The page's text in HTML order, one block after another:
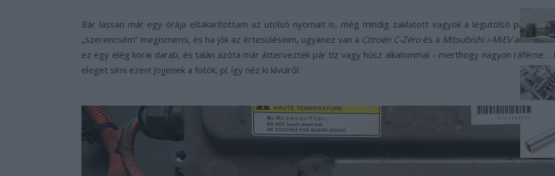
Bár lassan már egy órája eltakarítottam az utolsó nyomait is, még mindig zaklatott vagyok a legutolsó
„szerencsém” megismerni, és ha jók az értesüléseim, ugyanez van a Citroën C-Zéro és a Mitsubishi i-MiEVautókban
ez egy elég korai darab, és talán azóta már áttervezték pár tíz vagy húsz alkalommal – merthogy nagyon ráférne…
eleget sírni ezen! Jöjjenek a fotók; pl. így néz ki kívülről: